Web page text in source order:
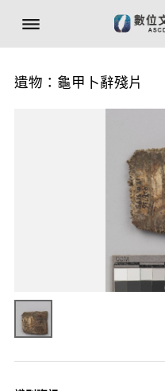
遺物：龜甲卜辭殘片